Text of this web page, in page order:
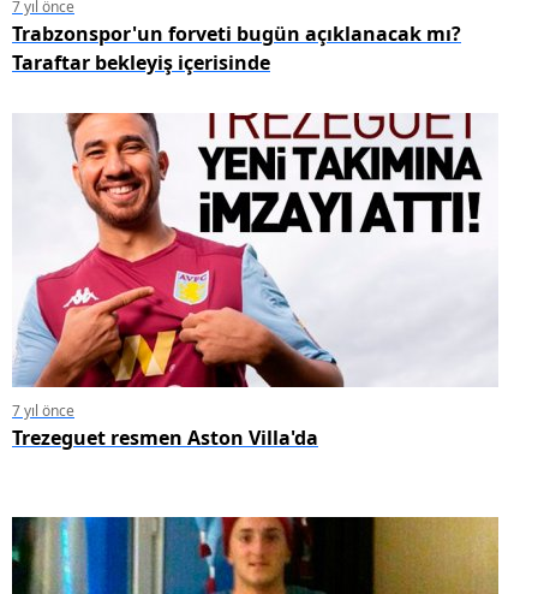
7 yıl önce
Trabzonspor'un forveti bugün açıklanacak mı?
Taraftar bekleyiş içerisinde
7 yıl önce
Trezeguet resmen Aston Villa'da